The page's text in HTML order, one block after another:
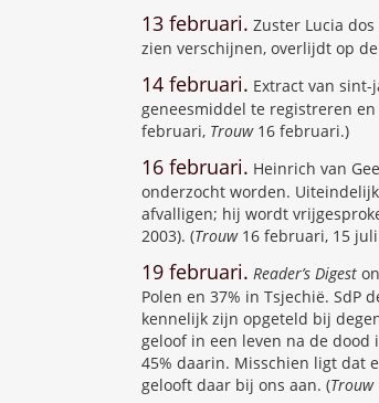
13 februari. Zuster Lucia
zien verschijnen, overlijdt op
14 februari. Extract van
geneesmiddel te registreren
februari, Trouw16 februari.)
16 februari. Heinrich van
onderzocht worden.
afvalligen; hij wordt
2003). (Trouw 16 februari, 15
19 februari. Reader’s Digest
Polen en 37% in Tsjechië. SdP
kennelijk zijn opgeteld bij
geloof in een leven na de dood
45% daarin. Misschien ligt dat
gelooft daar bij ons aan. (Trouw